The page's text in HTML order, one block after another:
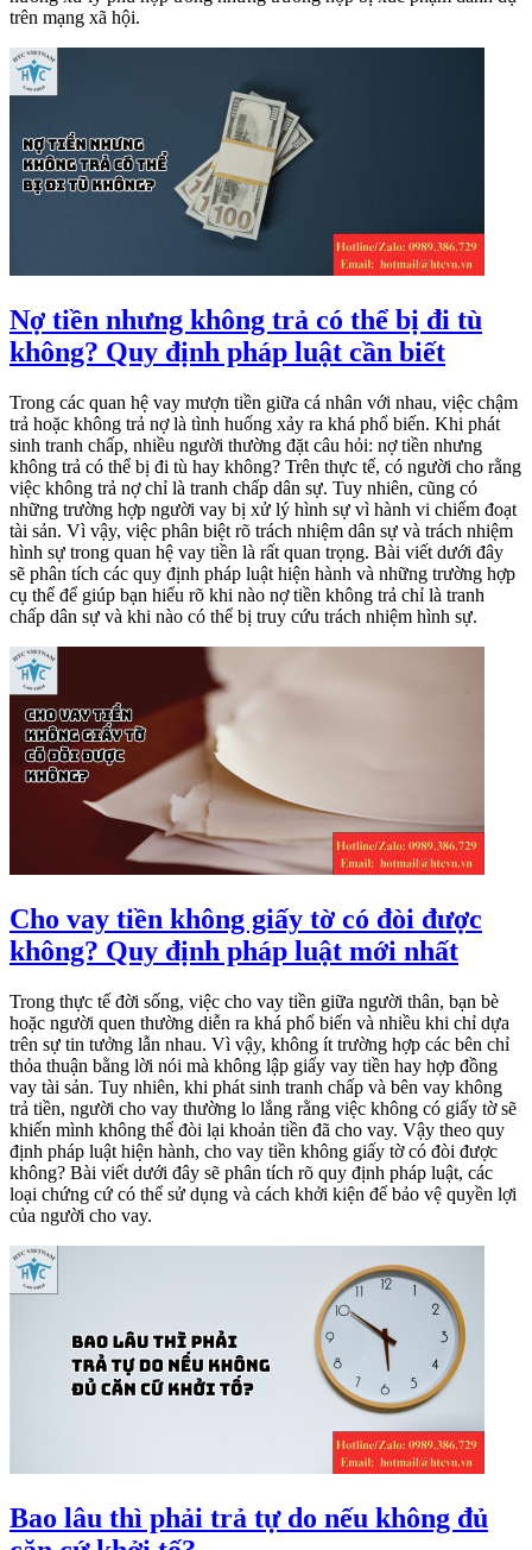
trên mạng xã hội.
Nợ tiền nhưng không trả có thể bị đi tù
không? Quy định pháp luật cần biết
Trong các quan hệ vay mượn tiền giữa cá nhân với nhau, việc chậm
trả hoặc không trả nợ là tình huống xảy ra khá phổ biến. Khi phát
sinh tranh chấp, nhiều người thường đặt câu hỏi: nợ tiền nhưng
không trả có thể bị đi tù hay không? Trên thực tế, có người cho rằng
việc không trả nợ chỉ là tranh chấp dân sự. Tuy nhiên, cũng có
những trường hợp người vay bị xử lý hình sự vì hành vi chiếm đoạt
tài sản. Vì vậy, việc phân biệt rõ trách nhiệm dân sự và trách nhiệm
hình sự trong quan hệ vay tiền là rất quan trọng. Bài viết dưới đây
sẽ phân tích các quy định pháp luật hiện hành và những trường hợp
cụ thể để giúp bạn hiểu rõ khi nào nợ tiền không trả chỉ là tranh
chấp dân sự và khi nào có thể bị truy cứu trách nhiệm hình sự.
Cho vay tiền không giấy tờ có đòi được
không? Quy định pháp luật mới nhất
Trong thực tế đời sống, việc cho vay tiền giữa người thân, bạn bè
hoặc người quen thường diễn ra khá phổ biến và nhiều khi chỉ dựa
trên sự tin tưởng lẫn nhau. Vì vậy, không ít trường hợp các bên chỉ
thỏa thuận bằng lời nói mà không lập giấy vay tiền hay hợp đồng
vay tài sản. Tuy nhiên, khi phát sinh tranh chấp và bên vay không
trả tiền, người cho vay thường lo lắng rằng việc không có giấy tờ sẽ
khiến mình không thể đòi lại khoản tiền đã cho vay. Vậy theo quy
định pháp luật hiện hành, cho vay tiền không giấy tờ có đòi được
không? Bài viết dưới đây sẽ phân tích rõ quy định pháp luật, các
loại chứng cứ có thể sử dụng và cách khởi kiện để bảo vệ quyền lợi
của người cho vay.
Bao lâu thì phải trả tự do nếu không đủ